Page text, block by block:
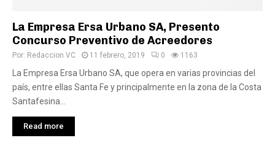
La Empresa Ersa Urbano SA, Presento
Concurso Preventivo de Acreedores
Por: Redaccion VC 11 febrero, 2019 0 1163
La Empresa Ersa Urbano SA, que opera en varias provincias del
país, entre ellas Santa Fe y principalmente en la zona de la Costa
Santafesina...
Read more